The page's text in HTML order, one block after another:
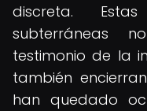
discreta.
subterráneas
testimonio de la
también
han quedado